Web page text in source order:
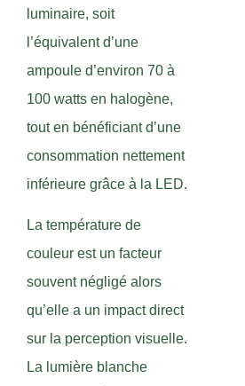
luminaire, soit
l’équivalent d’une
ampoule d’environ 70 à
100 watts en halogène,
tout en bénéficiant d’une
consommation nettement
inférieure grâce à la LED.
La température de
couleur est un facteur
souvent négligé alors
qu’elle a un impact direct
sur la perception visuelle.
La lumière blanche